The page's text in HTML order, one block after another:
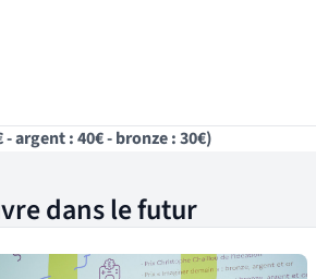
argent : 40€ - bronze : 30€)
dans le futur